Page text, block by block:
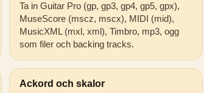
Ta in Guitar Pro (gp, gp3, gp4, gp5, gpx),
MuseScore (mscz, mscx), MIDI (mid),
MusicXML (mxl, xml), Timbro, mp3, ogg
som filer och backing tracks.
Ackord och skalor